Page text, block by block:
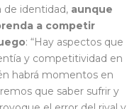
de identidad, aunque
a competir
: “Hay aspectos que
y competitividad en
habrá momentos en
que saber sufrir y